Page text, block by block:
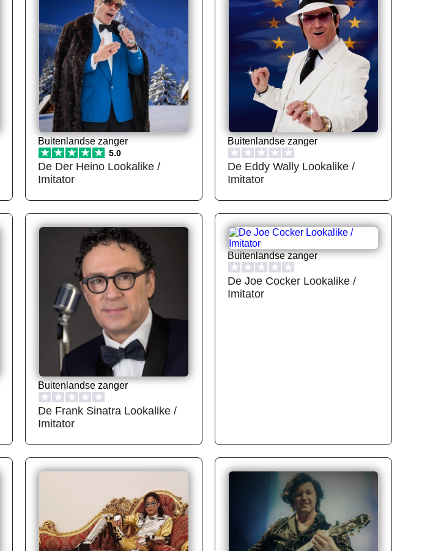
Buitenlandse zanger
★ ★ ★ ★ ★ 5.0
De Der Heino Lookalike /
Imitator
Buitenlandse zanger
★ ★ ★ ★ ★
De Eddy Wally Lookalike /
Imitator
Buitenlandse zanger
★ ★ ★ ★ ★
De Frank Sinatra Lookalike /
Imitator
Buitenlandse zanger
★ ★ ★ ★ ★
De Joe Cocker Lookalike /
Imitator